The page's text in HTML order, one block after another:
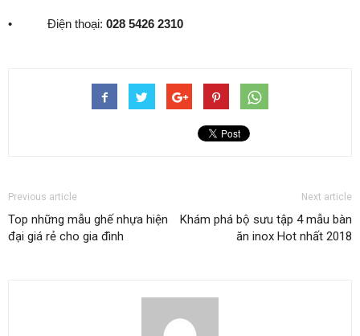
• Điện thoại: 028 5426 2310
Previous article
Top những mẫu ghế nhựa hiện
đại giá rẻ cho gia đình
Next article
Khám phá bộ sưu tập 4 mẫu bàn
ăn inox Hot nhất 2018